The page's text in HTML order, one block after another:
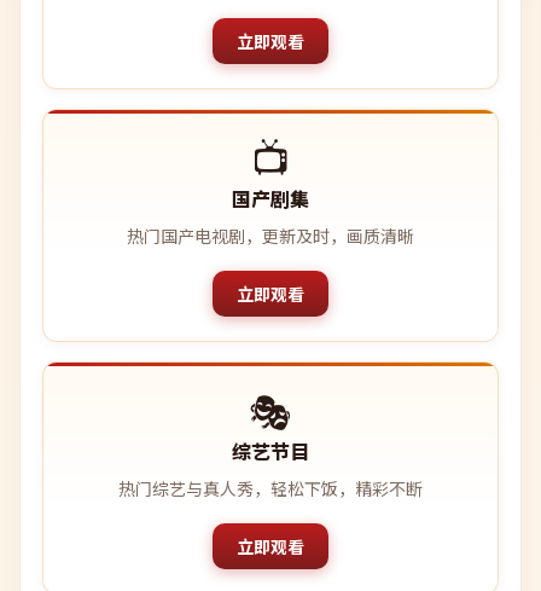
立即观看
📺
国产剧集
热门国产电视剧，更新及时，画质清晰
立即观看
🎭
综艺节目
热门综艺与真人秀，轻松下饭，精彩不断
立即观看